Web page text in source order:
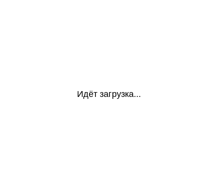
Идёт загрузка...